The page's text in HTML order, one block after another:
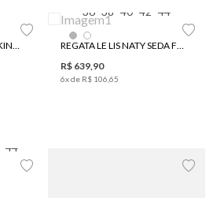
CALÇA LE LIS STELLA I SKINNY FEMININA
36 38 40 42 44
REGATA LE LIS NATY SEDA FEMININA
R$ 639,90
6x de R$ 106 65
44